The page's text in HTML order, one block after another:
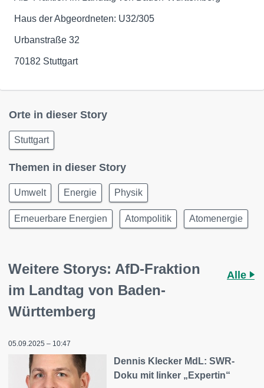
Haus der Abgeordneten: U32/305
Urbanstraße 32
70182 Stuttgart
Orte in dieser Story
Stuttgart
Themen in dieser Story
Umwelt Energie Physik
Erneuerbare Energien Atompolitik Atomenergie
Weitere Storys: AfD-Fraktion
im Landtag von Baden-
Württemberg
Alle
05.09.2025 – 10:47
Dennis Klecker MdL: SWR-
Doku mit linker „Expertin“